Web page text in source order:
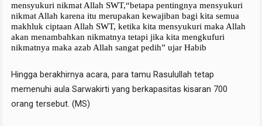
mensyukuri nikmat Allah SWT,“betapa pentingnya mensyukuri
nikmat Allah karena itu merupakan kewajiban bagi kita semua
makhluk ciptaan Allah SWT, ketika kita mensyukuri maka Allah
akan menambahkan nikmatnya tetapi jika kita mengkufuri
nikmatnya maka azab Allah sangat pedih” ujar Habib
Hingga berakhirnya acara, para tamu Rasulullah tetap
memenuhi aula Sarwakirti yang berkapasitas kisaran 700
orang tersebut. (MS)